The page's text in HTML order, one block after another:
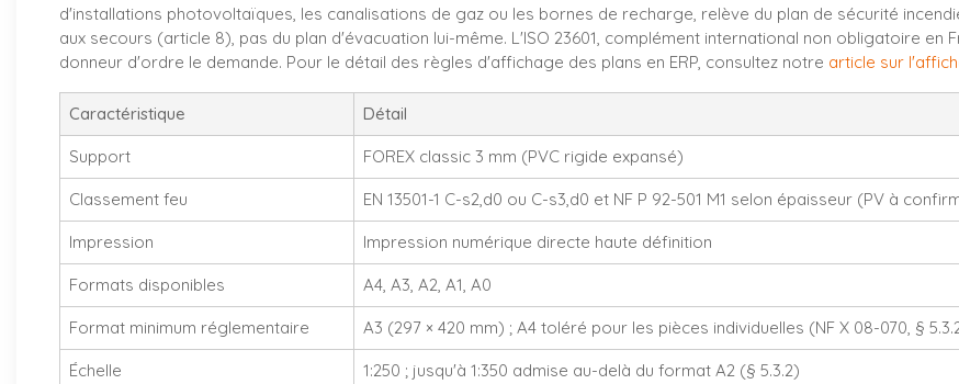
d'installations photovoltaïques, les canalisations de gaz ou les bornes de recharge, relève du plan de sécurité
aux secours (article 8), pas du plan d'évacuation lui-même. L'ISO 23601, complément international non obligatoire en
donneur d'ordre le demande. Pour le détail des règles d'affichage des plans en ERP, consultez notre article sur
Caractéristique Détail
Support FOREX classic 3 mm (PVC rigide expansé)
Classement feu EN 13501-1 C-s2,d0 ou C-s3,d0 et NF P 92-501 M1 selon épaisseur (PV à
Impression Impression numérique directe haute définition
Formats disponibles A4, A3, A2, A1, A0
Format minimum réglementaire A3 (297 × 420 mm) ; A4 toléré pour les pièces individuelles (NF X 08-070, §
Échelle 1:250 ; jusqu'à 1:350 admise au-delà du format A2 (§ 5.3.2)